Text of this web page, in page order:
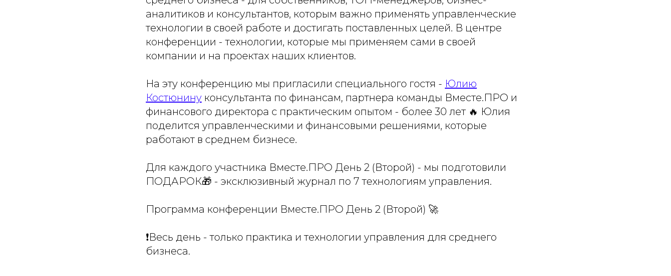
аналитиков и консультантов, которым важно применять управленческие
технологии в своей работе и достигать поставленных целей. В центре
конференции - технологии, которые мы применяем сами в своей
компании и на проектах наших клиентов.
На эту конференцию мы пригласили специального гостя - Юлию
Костюнину консультанта по финансам, партнера команды Вместе.ПРО и
финансового директора с практическим опытом - более 30 лет 🔥 Юлия
поделится управленческими и финансовыми решениями, которые
работают в среднем бизнесе.
Для каждого участника Вместе.ПРО День 2 (Второй) - мы подготовили
ПОДАРОК🎁 - эксклюзивный журнал по 7 технологиям управления.
Программа конференции Вместе.ПРО День 2 (Второй) 🚀
❗️Весь день - только практика и технологии управления для среднего
бизнеса.